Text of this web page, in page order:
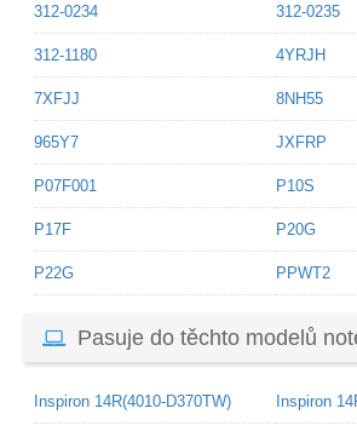
312-0234 312-0235
312-1180 4YRJH
7XFJJ 8NH55
965Y7 JXFRP
P07F001 P10S
P17F P20G
P22G PPWT2
Pasuje do těchto modelů
Inspiron 14R(4010-D370TW) Inspiron